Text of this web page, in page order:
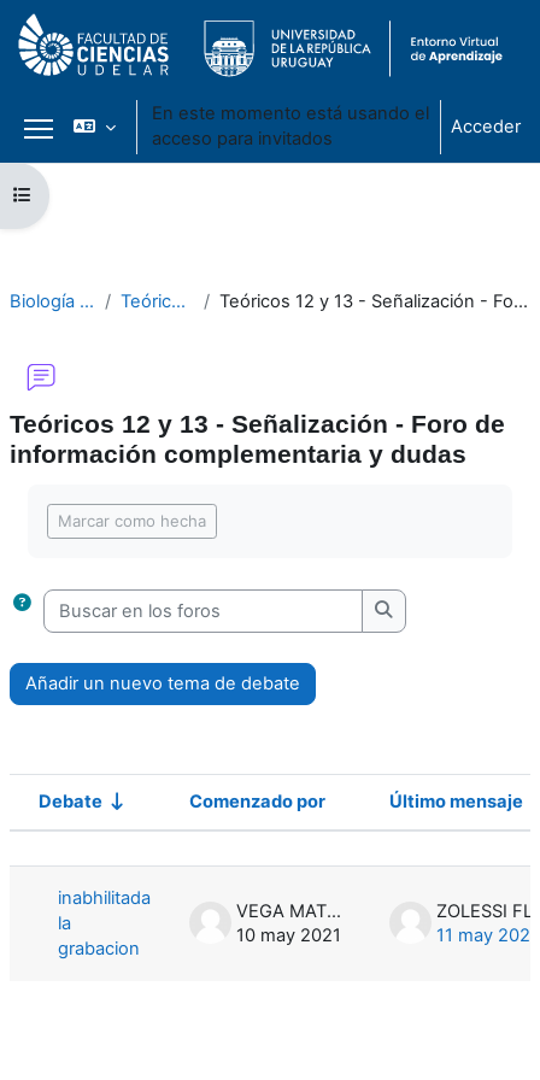
Salta al contenido principal
Panel lateral
En este momento está usando el
acceso para invitados
Acceder
Abrir índice del curso
Biología Celular 2021 Teóricos - Módulo II Teóricos 12 y 13 - Señalización - Foro de información complementaria y dudas
Teóricos 12 y 13 - Señalización - Foro de
información complementaria y dudas
Marcar como hecha
Buscar en los foros
Buscar en los
Añadir un nuevo tema de debate
Estado
Debate Comenzado por Último mensaje
inabhilitada
la
grabacion
VEGA MATEO
10 may 2021
11 may 2021